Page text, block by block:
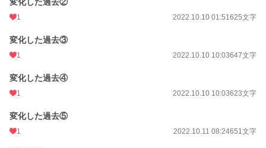
1 2022.10.10 01:51625文字
変化した過去③
1 2022.10.10 10:03647文字
変化した過去④
1 2022.10.10 10:03623文字
変化した過去⑤
1 2022.10.11 08:24651文字